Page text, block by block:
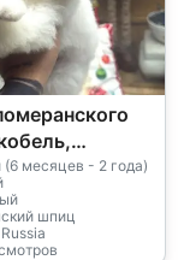
в домашней
месяцев - 2 года)
шпиц